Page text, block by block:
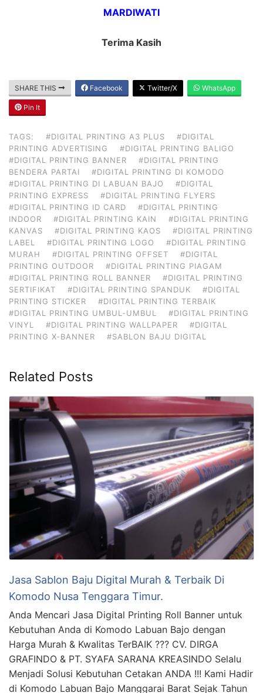
MARDIWATI
Terima Kasih
SHARE THIS Facebook Twitter/X WhatsApp
Pin It
TAGS: #DIGITAL PRINTING A3 PLUS
#DIGITAL
PRINTING ADVERTISING
#DIGITAL PRINTING BALIGO
#DIGITAL PRINTING BANNER
#DIGITAL PRINTING
BENDERA PARTAI
#DIGITAL PRINTING DI KOMODO
#DIGITAL PRINTING DI LABUAN BAJO
#DIGITAL
PRINTING EXPRESS
#DIGITAL PRINTING FLYERS
#DIGITAL PRINTING ID CARD
#DIGITAL PRINTING
INDOOR
#DIGITAL PRINTING KAIN
#DIGITAL PRINTING
KANVAS
#DIGITAL PRINTING KAOS
#DIGITAL PRINTING
LABEL
#DIGITAL PRINTING LOGO
#DIGITAL PRINTING
MURAH
#DIGITAL PRINTING OFFSET
#DIGITAL
PRINTING OUTDOOR
#DIGITAL PRINTING PIAGAM
#DIGITAL PRINTING ROLL BANNER
#DIGITAL PRINTING
SERTIFIKAT
#DIGITAL PRINTING SPANDUK
#DIGITAL
PRINTING STICKER
#DIGITAL PRINTING TERBAIK
#DIGITAL PRINTING UMBUL-UMBUL
#DIGITAL PRINTING
VINYL
#DIGITAL PRINTING WALLPAPER
#DIGITAL
PRINTING X-BANNER
#SABLON BAJU DIGITAL
Related Posts
Jasa Sablon Baju Digital Murah & Terbaik Di
Komodo Nusa Tenggara Timur.
Anda Mencari Jasa Digital Printing Roll Banner untuk
Kebutuhan Anda di Komodo Labuan Bajo dengan
Harga Murah & Kwalitas TerBAIK ??? CV. DIRGA
GRAFINDO & PT. SYAFA SARANA KREASINDO Selalu
Menjadi Solusi Kebutuhan Cetakan ANDA !!! Kami Hadir
di Komodo Labuan Bajo Manggarai Barat Sejak Tahun